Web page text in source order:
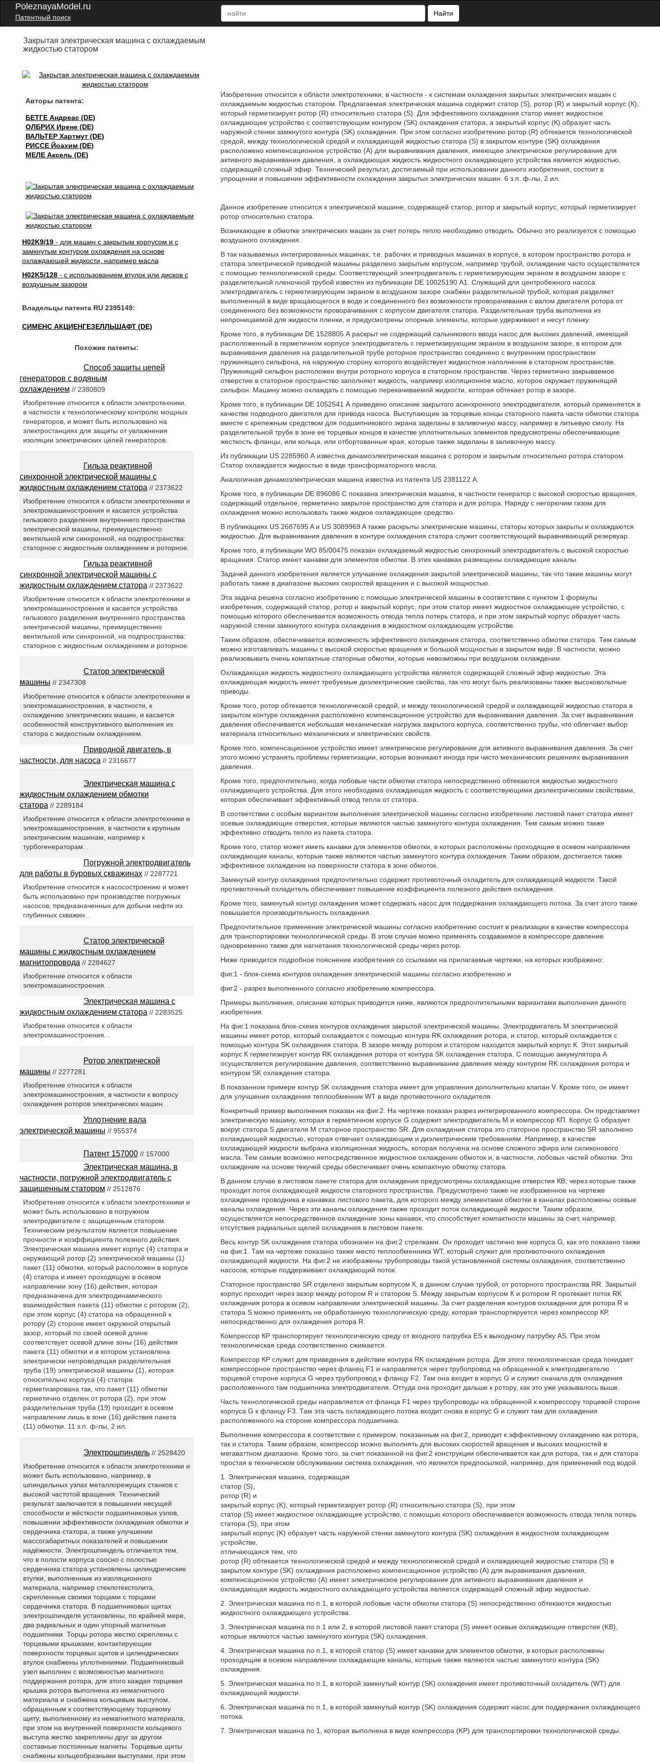
PoleznayaModel.ru
Патентный поиск
Найти
Закрытая электрическая машина с охлаждаемым
жидкостью статором
Авторы патента:
БЕТГЕ Андреас (DE)
ОЛБРИХ Ирене (DE)
ВАЛЬТЕР Хартмут (DE)
РИССЕ Йоахим (DE)
МЕЛЕ Аксель (DE)
H02K9/19- для машин с закрытым корпусом и с
замкнутым контуром охлаждения на основе
охлаждающей жидкости, например масла
H02K5/128- с использованием втулок или дисков с
воздушным зазором
Владельцы патента RU 2395149:
СИМЕНС АКЦИЕНГЕЗЕЛЛЬШАФТ (DE)
Изобретение относится к области электротехники, в частности - к системам охлаждения закрытых электрических машин с
охлаждаемым жидкостью статором. Предлагаемая электрическая машина содержит статор (S), ротор (R) и закрытый корпус (К),
который герметизирует ротор (R) относительно статора (S). Для эффективного охлаждения статор имеет жидкостное
охлаждающее устройство с соответствующим контуром (SK) охлаждения статора, а закрытый корпус (К) образует часть
наружной стенки замкнутого контура (SK) охлаждения. При этом согласно изобретению ротор (R) обтекается технологической
средой, между технологической средой и охлаждающей жидкостью статора (S) в закрытом контуре (SK) охлаждения
расположено компенсационное устройство (А) для выравнивания давления, имеющее электрическое регулирование для
активного выравнивания давления, а охлаждающая жидкость жидкостного охлаждающего устройства является жидкостью,
содержащей сложный эфир. Технический результат, достигаемый при использовании данного изобретения, состоит в
упрощении и повышении эффективности охлаждения закрытых электрических машин. 6 з.п. ф-лы, 2 ил.
Данное изобретение относится к электрической машине, содержащей статор, ротор и закрытый корпус, который герметизирует
ротор относительно статора.
Возникающее в обмотке электрических машин за счет потерь тепло необходимо отводить. Обычно это реализуется с помощью
воздушного охлаждения.
В так называемых интегрированных машинах, т.е. рабочих и приводных машинах в корпусе, в котором пространство ротора и
статора электрической приводной машины разделено закрытым корпусом, например трубой, охлаждение часто осуществляется
с помощью технологической среды. Соответствующий электродвигатель с герметизирующим экраном в воздушном зазоре с
разделительной пленочной трубой известен из публикации DE 10025190 А1. Служащий для центробежного насоса
электродвигатель с герметизирующим экраном в воздушном зазоре снабжен разделительной трубой, которая разделяет
выполненный в виде вращающегося в воде и соединенного без возможности проворачивания с валом двигателя ротора от
соединенного без возможности проворачивания с корпусом двигателя статора. Разделительная труба выполнена из
непроницаемой для жидкости пленки, и предусмотрены опорные элементы, которые удерживают и несут пленку.
Кроме того, в публикации DE 1528805 А раскрыт не содержащий сальникового ввода насос для высоких давлений, имеющий
расположенный в герметичном корпусе электродвигатель с герметизирующим экраном в воздушном зазоре, в котором для
выравнивания давления на разделительной трубе роторное пространство соединено с внутренним пространством
пружинящего сильфона, на наружную сторону которого воздействует жидкостное наполнение в статорном пространстве.
Пружинящий сильфон расположен внутри роторного корпуса в статорном пространстве. Через герметично закрываемое
отверстие в статорное пространство заполняют жидкость, например изоляционное масло, которое окружает пружинящий
сильфон. Машину можно охлаждать с помощью перекачиваемой жидкости, которая обтекает ротор в зазоре.
Кроме того, в публикации DE 1052541 А приведено описание закрытого асинхронного электродвигателя, который применяется в
качестве подводного двигателя для привода насоса. Выступающие за торцевые концы статорного пакета части обмотки статора
вместе с крепежным средством для подшипникового экрана заделаны в заливочную массу, например в литьевую смолу. На
разделительной трубе в зоне ее торцевых концов в качестве уплотнительных элементов предусмотрены обеспечивающие
жесткость фланцы, или кольца, или отбортованные края, которые также заделаны в заливочную массу.
Из публикации US 2285960 А известна динамоэлектрическая машина с ротором и закрытым относительно ротора статором.
Статор охлаждается жидкостью в виде трансформаторного масла.
Аналогичная динамоэлектрическая машина известна из патента US 2381122 А.
Кроме того, в публикации DE 896086 С показана электрическая машина, в частности генератор с высокой скоростью вращения,
содержащий отдельное, герметично закрытое пространство для статора и для ротора. Наряду с негорючим газом для
охлаждения можно использовать также жидкое охлаждающее средство.
В публикациях US 2687695 A и US 3089969 A также раскрыты электрические машины, статоры которых закрыты и охлаждаются
жидкостью. Для выравнивания давления в контуре охлаждения статора служит соответствующий выравнивающий резервуар.
Кроме того, в публикации WO 85/00475 показан охлаждаемый жидкостью синхронный электродвигатель с высокой скоростью
вращения. Статор имеет канавки для элементов обмотки. В этих канавках размещены охлаждающие каналы.
Задачей данного изобретения является улучшение охлаждения закрытой электрической машины, так что такие машины могут
работать также в диапазоне высоких скоростей вращения и с высокой мощностью.
Эта задача решена согласно изобретению с помощью электрической машины в соответствии с пунктом 1 формулы
изобретения, содержащей статор, ротор и закрытый корпус, при этом статор имеет жидкостное охлаждающее устройство, с
помощью которого обеспечивается возможность отвода тепла потерь статора, и при этом закрытый корпус образует часть
наружной стенки замкнутого контура охлаждения в жидкостном охлаждающем устройстве.
Таким образом, обеспечивается возможность эффективного охлаждения статора, соответственно обмотки статора. Тем самым
можно изготавливать машины с высокой скоростью вращения и большой мощностью в закрытом виде. В частности, можно
реализовывать очень компактные статорные обмотки, которые невозможны при воздушном охлаждении.
Охлаждающая жидкость жидкостного охлаждающего устройства является содержащей сложный эфир жидкостью. Эта
охлаждающая жидкость имеет требуемые диэлектрические свойства, так что могут быть реализованы также высоковольтные
приводы.
Кроме того, ротор обтекается технологической средой, и между технологической средой и охлаждающей жидкостью статора в
закрытом контуре охлаждения расположено компенсационное устройство для выравнивания давления. За счет выравнивания
давления обеспечивается небольшая механическая нагрузка закрытого корпуса, соответственно трубы, что облегчает выбор
материала относительно механических и электрических свойств.
Кроме того, компенсационное устройство имеет электрическое регулирование для активного выравнивания давления. За счет
этого можно устранять проблемы герметизации, которые возникают иногда при чисто механических решениях выравнивания
давления.
Кроме того, предпочтительно, когда лобовые части обмотки статора непосредственно обтекаются жидкостью жидкостного
охлаждающего устройства. Для этого необходима охлаждающая жидкость с соответствующими диэлектрическими свойствами,
которая обеспечивает эффективный отвод тепла от статора.
В соответствии с особым вариантом выполнения электрической машины согласно изобретению листовой пакет статора имеет
осевые охлаждающие отверстия, которые являются частью замкнутого контура охлаждения. Тем самым можно также
эффективно отводить тепло из пакета статора.
Кроме того, статор может иметь канавки для элементов обмотки, в которых расположены проходящие в осевом направлении
охлаждающие каналы, которые также являются частью замкнутого контура охлаждения. Таким образом, достигается также
эффективное охлаждение на поверхности статора в зоне обмоток.
Замкнутый контур охлаждения предпочтительно содержит противоточный охладитель для охлаждающей жидкости. Такой
противоточный охладитель обеспечивает повышение коэффициента полезного действия охлаждения.
Кроме того, замкнутый контур охлаждения может содержать насос для поддержания охлаждающего потока. За счет этого также
повышается производительность охлаждения.
Предпочтительное применение электрической машины согласно изобретению состоит в реализации в качестве компрессора
для транспортировки технологической среды. В этом случае можно применять создаваемое в компрессоре давление
одновременно также для нагнетания технологической среды через ротор.
Ниже приводится подробное пояснение изобретения со ссылками на прилагаемые чертежи, на которых изображено:
фиг.1 - блок-схема контуров охлаждения электрической машины согласно изобретению и
фиг.2 - разрез выполненного согласно изобретению компрессора.
Примеры выполнения, описание которых приводится ниже, являются предпочтительными вариантами выполнения данного
изобретения.
На фиг.1 показана блок-схема контуров охлаждения закрытой электрической машины. Электродвигатель М электрической
машины имеет ротор, который охлаждается с помощью контура RK охлаждения ротора, и статор, который охлаждается с
помощью контура SK охлаждения статора. В зазоре между ротором и статором находится закрытый корпус К. Этот закрытый
корпус К герметизирует контур RK охлаждения ротора от контура SK охлаждения статора. С помощью аккумулятора А
осуществляется регулирование давления, соответственно выравнивание давления между контуром RK охлаждения ротора и
контуром SK охлаждения статора.
В показанном примере контур SK охлаждения статора имеет для управления дополнительно клапан V. Кроме того, он имеет
для улучшения охлаждения теплообменник WT в виде противоточного охладителя.
Конкретный пример выполнения показан на фиг.2. На чертеже показан разрез интегрированного компрессора. Он представляет
электрическую машину, которая в герметичном корпусе G содержит электродвигатель М и компрессор КП. Корпус G образует
вокруг статора S двигателя М статорное пространство SR. Для охлаждения статора это статорное пространство SR заполнено
охлаждающей жидкостью, которая отвечает охлаждающим и диэлектрическим требованиям. Например, в качестве
охлаждающей жидкости выбрана изоляционная жидкость, которая получена на основе сложного эфира или силиконового
масла. Тем самым возможно непосредственное жидкостное охлаждение обмоток и, в частности, лобовых частей обмотки. Это
охлаждение на основе текучей среды обеспечивает очень компактную обмотку статора.
В данном случае в листовом пакете статора для охлаждения предусмотрены охлаждающие отверстия КВ, через которые также
проходит поток охлаждающей жидкости статорного пространства. Предусмотрено также не изображенное на чертеже
охлаждение проводника в канавках листового пакета, для которого между элементами обмотки в каналах расположены осевые
каналы охлаждения. Через эти каналы охлаждения также проходит поток охлаждающей жидкости. Таким образом,
осуществляется непосредственное охлаждение зоны канавок, что способствует компактности машины за счет, например,
отсутствия радиальных щелей охлаждения в листовом пакете.
Весь контур SK охлаждения статора обозначен на фиг.2 стрелками. Он проходит частично вне корпуса G, как это показано также
на фиг.1. Там на чертеже показано также место теплообменника WT, который служит для противоточного охлаждения
охлаждающей жидкости. На фиг.2 не изображены трубопроводы такой установленной системы охлаждения, соответственно
насосов, которые поддерживают охлаждающий поток.
Статорное пространство SR отделено закрытым корпусом К, в данном случае трубой, от роторного пространства RR. Закрытый
корпус проходит через зазор между ротором R и статором S. Между закрытым корпусом К и ротором R протекает поток RK
охлаждения ротора в осевом направлении электрической машины. За счет разделения контуров охлаждения для ротора R и
статора S можно применять не обработанную технологическую среду, которая транспортируется через компрессор КР,
непосредственно для охлаждения ротора R.
Компрессор КР транспортирует технологическую среду от входного патрубка ES к выходному патрубку AS. При этом
технологическая среда соответственно сжимается.
Компрессор КР служит для приведения в действие контура RK охлаждения ротора. Для этого технологическая среда покидает
компрессорное пространство через фланец F1 и направляется через трубопровод на обращенной к электродвигателю
торцевой стороне корпуса G через трубопровод к фланцу F2. Там она входит в корпус G и служит сначала для охлаждения
расположенного там подшипника электродвигателя. Оттуда она проходит дальше к ротору, как это уже указывалось выше.
Часть технологической среды направляется от фланца F1 через трубопроводы на обращенной к компрессору торцевой стороне
корпуса G к фланцу F3. Там эта часть охлаждающего потока входит снова в корпус G и служит там для охлаждения
расположенного на стороне компрессора подшипника.
Выполнение компрессора в соответствии с примером, показанным на фиг.2, приводит к эффективному охлаждению как ротора,
так и статора. Таким образом, компрессор можно выполнять для высоких скоростей вращения и высоких мощностей в
мегаваттном диапазоне. Кроме того, за счет показанной на фиг.2 конструкции обеспечивается как для ротора, так и для статора
простая в техническом обслуживании система охлаждения, что является предпосылкой, например, для применений под водой.
1. Электрическая машина, содержащая
статор (S),
ротор (R) и
закрытый корпус (K), который герметизирует ротор (R) относительно статора (S), при этом
статор (S) имеет жидкостное охлаждающее устройство, с помощью которого обеспечивается возможность отвода тепла потерь
статора (S), при этом
закрытый корпус (K) образует часть наружной стенки замкнутого контура (SK) охлаждения в жидкостном охлаждающем
устройстве,
отличающаяся тем, что
ротор (R) обтекается технологической средой и между технологической средой и охлаждающей жидкостью статора (S) в
закрытом контуре (SK) охлаждения расположено компенсационное устройство (А) для выравнивания давления,
компенсационное устройство (А) имеет электрическое регулирование для активного выравнивания давления и
охлаждающая жидкость жидкостного охлаждающего устройства является содержащей сложный эфир жидкостью.
2. Электрическая машина по п.1, в которой лобовые части обмотки статора (S) непосредственно обтекаются жидкостью
жидкостного охлаждающего устройства.
3. Электрическая машина по п.1 или 2, в которой листовой пакет статора (S) имеет осевые охлаждающие отверстия (KB),
которые являются частью замкнутого контура (SK) охлаждения.
4. Электрическая машина по п.1, в которой статор (S) имеет канавки для элементов обмотки, в которых расположены
проходящие в осевом направлении охлаждающие каналы, которые также являются частью замкнутого контура (SK)
охлаждения.
5. Электрическая машина по п.1, в которой замкнутый контур (SK) охлаждения имеет противоточный охладитель (WT) для
охлаждающей жидкости.
6. Электрическая машина по п.1, в которой замкнутый контур (SK) охлаждения содержит насос для поддержания охлаждающего
потока.
7. Электрическая машина по 1, которая выполнена в виде компрессора (KР) для транспортировки технологической среды.
Похожие патенты:
Способ защиты цепей
генераторов с водяным
охлаждением // 2380809
Изобретение относится к области электротехники,
в частности к технологическому контролю мощных
генераторов, и может быть использовано на
электростанциях для защиты от увлажнения
изоляции электрических цепей генераторов.
Гильза реактивной
синхронной электрической машины с
жидкостным охлаждением статора // 2373622
Изобретение относится к области электротехники и
электромашиностроения и касается устройства
гильзового разделения внутреннего пространства
электрической машины, преимущественно
вентильной или синхронной, на подпространства:
статорное с жидкостным охлаждением и роторное.
Гильза реактивной
синхронной электрической машины с
жидкостным охлаждением статора// 2373622
Изобретение относится к области электротехники и
электромашиностроения и касается устройства
гильзового разделения внутреннего пространства
электрической машины, преимущественно
вентильной или синхронной, на подпространства:
статорное с жидкостным охлаждением и роторное.
Статор электрической
машины // 2347308
Изобретение относится к области электротехники и
электромашиностроения, в частности, к
охлаждению электрических машин, и касается
особенностей конструктивного выполнения их
статора с жидкостным охлаждением.
Приводной двигатель, в
частности, для насоса // 2316677
Электрическая машина с
жидкостным охлаждением обмотки
статора // 2289184
Изобретение относится к области электротехники и
электромашиностроения, в частности к крупным
электрическим машинам, например к
турбогенераторам. .
Погружной электродвигатель
для работы в буровых скважинах// 2287721
Изобретение относится к насосостроению и может
быть использовано при производстве погружных
насосов, предназначенных для добычи нефти из
глубинных скважин. .
Статор электрической
машины с жидкостным охлаждением
магнитопровода // 2284627
Изобретение относится к области
электромашиностроения. .
Электрическая машина с
жидкостным охлаждением статора // 2283525
Изобретение относится к области
электромашиностроения. .
Ротор электрической
машины // 2277281
Изобретение относится к области
электромашиностроения, в частности к вопросу
охлаждения роторов электрических машин. .
Уплотнение вала
электрической машины // 955374
Патент 157000// 157000
Электрическая машина, в
частности, погружной электродвигатель с
защищенным статором // 2512876
Изобретение относится к области электротехники и
может быть использовано в погружном
электродвигателе с защищенным статором.
Техническим результатом является повышение
прочности и коэффициента полезного действия.
Электрическая машина имеет корпус (4) статора и
окружающий ротор (2) электрической машины (1)
пакет (11) обмотки, который расположен в корпусе
(4) статора и имеет проходящую в осевом
направлении зону (16) действия, которая
предназначена для электродинамического
взаимодействия пакета (11) обмотки с ротором (2),
при этом корпус (4) статора на обращенной к
ротору (2) стороне имеет окружной открытый
зазор, который по своей осевой длине
соответствует осевой длине зоны (16) действия
пакета (11) обмотки и в котором установлена
электрически непроводящая разделительная
труба (19) электрической машины (1), которая
относительно корпуса (4) статора
герметизирована так, что пакет (11) обмотки
герметично отделен от ротора (2), при этом
разделительная труба (19) проходит в осевом
направлении лишь в зоне (16) действия пакета
(11) обмотки. 11 з.п. ф-лы, 2 ил.
Электрошпиндель// 2528420
Изобретение относится к области электротехники и
может быть использовано, например, в
шпиндельных узлах металлорежущих станков с
высокой частотой вращения. Технический
результат заключается в повышении несущей
способности и жёсткости подшипниковых узлов,
повышении эффективности охлаждения обмотки и
сердечника статора, а также улучшении
массогабаритных показателей и повышении
надёжности. Электрошпиндель отличается тем,
что в полости корпуса соосно с полостью
сердечника статора установлены цилиндрические
втулки, выполненные из изоляционного
материала, например стеклотекстолита,
скрепленные своими торцами с торцами
сердечника статора. В подшипниковых щитах
электрошпинделя установлены, по крайней мере,
два радиальных и один упорный магнитные
подшипники. Торцы ротора жестко скреплены с
торцевыми крышками, контактирующие
поверхности торцевых щитов и цилиндрических
втулок снабжены уплотнениями. Подшипниковый
узел выполнен с возможностью магнитного
поддержания ротора, для этого каждая торцевая
крышка ротора выполнена из немагнитного
материала и снабжена кольцевым выступом,
обращенным к соответствующему торцевому
щиту, выполненному из немагнитного материала,
при этом на внутренней поверхности кольцевого
выступа жестко закреплены друг за другом
составные постоянные магниты. Торцевые щиты
снабжены кольцеобразными выступами, при этом